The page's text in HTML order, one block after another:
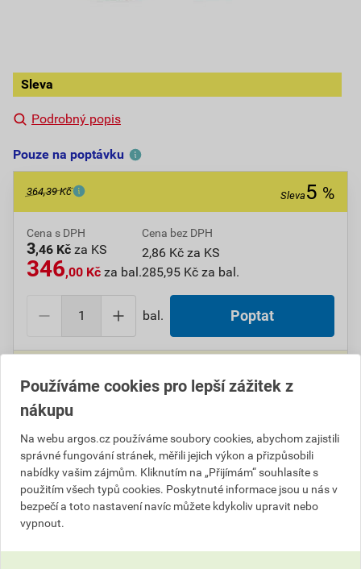
Sleva
Podrobný popis
Pouze na poptávku
364,39 Kč Sleva 5 %
Cena s DPH
3,46 Kč za KS
346,00 Kč za bal.
Cena bez DPH
2,86 Kč za KS
285,95 Kč za bal.
bal. Poptat
(285,95Kčbez DPH).
Ušetříte18,39
Číslo položky:1000109347
Katalogový kód: 7VVXM
Výrobky značky:GPH
Popis
Používáme cookies pro lepší zážitek z
nákupu
Na webu argos.cz používáme soubory cookies, abychom zajistili
správné fungování stránek, měřili jejich výkon a přizpůsobili
nabídky vašim zájmům. Kliknutím na „Přijímám“ souhlasíte s
použitím všech typů cookies. Poskytnuté informace jsou u nás v
bezpečí a toto nastavení navíc můžete kdykoliv upravit nebo
vypnout.